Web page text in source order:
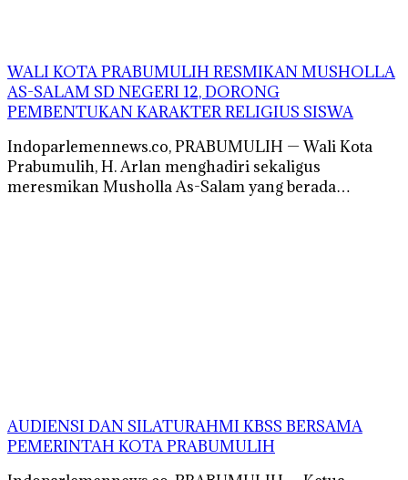
WALI KOTA PRABUMULIH RESMIKAN MUSHOLLA
AS-SALAM SD NEGERI 12, DORONG
PEMBENTUKAN KARAKTER RELIGIUS SISWA
Indoparlemennews.co, PRABUMULIH — Wali Kota
Prabumulih, H. Arlan menghadiri sekaligus
meresmikan Musholla As-Salam yang berada…
AUDIENSI DAN SILATURAHMI KBSS BERSAMA
PEMERINTAH KOTA PRABUMULIH